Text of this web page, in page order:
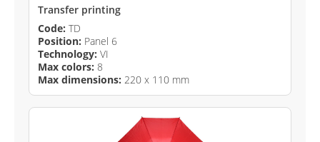
Transfer printing
Code: TD
Position: Panel 6
Technology: VI
Max colors: 8
Max dimensions: 220 x 110 mm